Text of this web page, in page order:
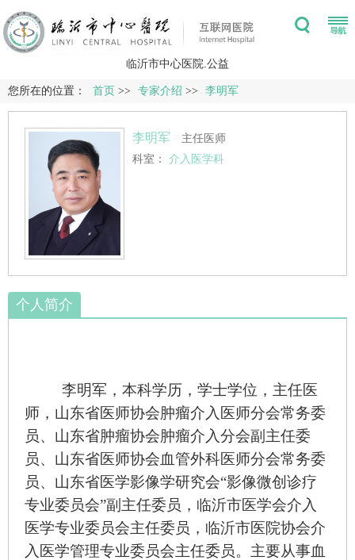
临沂市中心医院.公益
您所在的位置： 首页 >> 专家介绍 >> 李明军
李明军
主任医师
科室： 介入医学科
个人简介
李明军 ，本科学历，学士学位，主任医
师， 山东省医师协会肿瘤介入医师分会常务委
员、山东省肿瘤协会肿瘤介入分会副主任委
员、山东省医师协会血管外科医师分会常务委
员、山东省医学影像学研究会“影像微创诊疗
专业委员会”副主任委员，临沂市医学会介入
医学专业委员会主任委员，临沂市医院协会介
入医学管理专业委员会主任委员。主要从事血